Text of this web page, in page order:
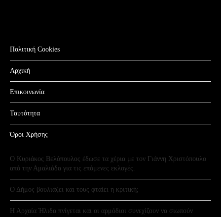
Πολιτική Cookies
Αρχική
Επικοινωνία
Ταυτότητα
Όροι Χρήσης
Ο Κυριάκος Βελόπουλος έδωσε τα χέρια με τον Γιάννη Χριστόπουλο
από την Αμαλιάδα για τις επόμενες εκλογές.
Ο Δήμος βουλιάζει και τους φταίει η κριτική;
Η Αρχαία Ήλιδα πνίγεται και οι αρμόδιοι συνεχίζουν να σιωπούν